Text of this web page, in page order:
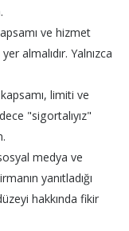
ve hizmet
almalıdır. Yalnızca
limiti ve
"sigortalıyız"
medya ve
yanıtladığı
hakkında fikir